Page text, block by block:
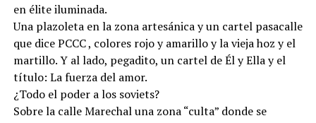
en élite iluminada.
Una plazoleta en la zona artesánica y un cartel pasacalle
que dice PCCC , colores rojo y amarillo y la vieja hoz y el
martillo. Y al lado, pegadito, un cartel de Él y Ella y el
título: La fuerza del amor.
¿Todo el poder a los soviets?
Sobre la calle Marechal una zona “culta” donde se